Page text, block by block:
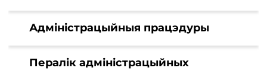
Адміністрацыйныя працэдуры
Пералік адміністрацыйных